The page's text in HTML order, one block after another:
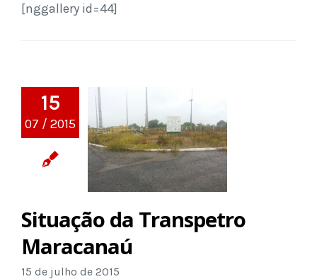
[nggallery id=44]
15
07 / 2015
Situação da Transpetro
Maracanaú
15 de julho de 2015